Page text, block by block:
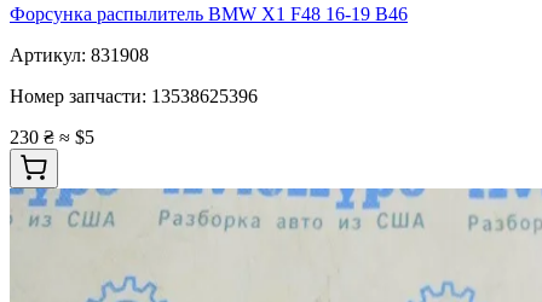
Форсунка распылитель BMW X1 F48 16-19 B46
Артикул: 831908
Номер запчасти: 13538625396
230 ₴ ≈ $5